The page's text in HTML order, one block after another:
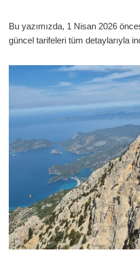
Bu yazımızda, 1 Nisan 2026
güncel tarifeleri tüm detaylarıyla